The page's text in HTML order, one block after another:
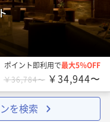
ポイント即利用で最大5％OFF
￥36,784〜 ￥34,944〜
を検索